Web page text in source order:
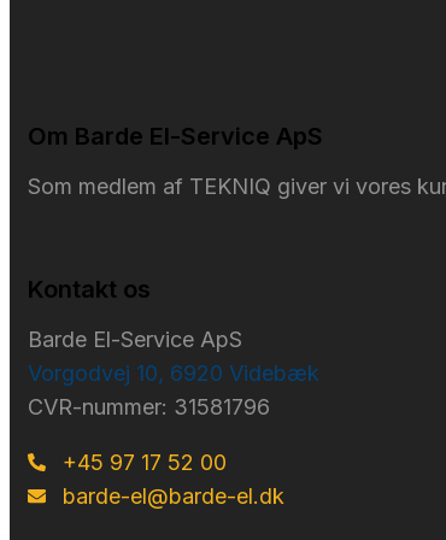
Om Barde El-Service ApS
Som medlem af TEKNIQ giver vi vores
Kontakt os
Barde El-Service ApS
Vorgodvej 10, 6920 Videbæk
CVR-nummer: 31581796
+45 97 17 52 00
barde-el@barde-el.dk